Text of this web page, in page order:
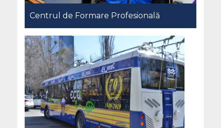
Centrul de Formare Profesională